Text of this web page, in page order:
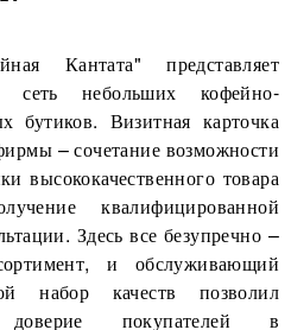
Кантата" представляет
сеть небольших кофейно-
бутиков. Визитная карточка
– сочетание возможности
высококачественного товара
квалифицированной
Здесь все безупречно –
и обслуживающий
набор качеств позволил
доверие покупателей в